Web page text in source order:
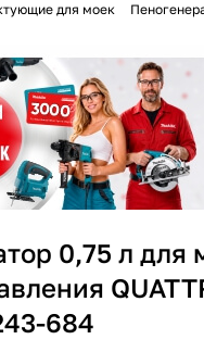
для моек
0,75 л для
684